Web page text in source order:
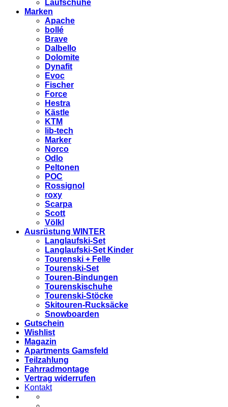
Laufschuhe
Marken
Apache
bollé
Brave
Dalbello
Dolomite
Dynafit
Evoc
Fischer
Force
Hestra
Kästle
KTM
lib-tech
Marker
Norco
Odlo
Peltonen
POC
Rossignol
roxy
Scarpa
Scott
Völkl
Ausrüstung WINTER
Langlaufski-Set
Langlaufski-Set Kinder
Tourenski + Felle
Tourenski-Set
Touren-Bindungen
Tourenskischuhe
Tourenski-Stöcke
Skitouren-Rucksäcke
Snowboarden
Gutschein
Wishlist
Magazin
Apartments Gamsfeld
Teilzahlung
Fahrradmontage
Vertrag widerrufen
Kontakt